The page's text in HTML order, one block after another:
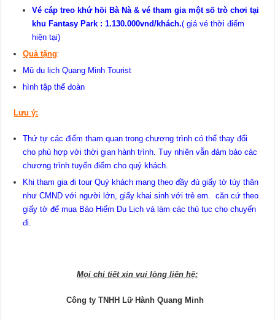
Vé cáp treo khứ hồi Bà Nà & vé tham gia một số trò chơi tại
khu Fantasy Park :1.130.000vnd/khách.( giá vé thời điểm
hiện tại)
Quà tặng:
Mũ du lịch Quang Minh Tourist
hình tập thể đoàn
Lưu ý:
Thứ tự các điểm tham quan trong chương trình có thể thay đổi
cho phù hợp với thời gian hành trình. Tuy nhiên vẫn đảm bảo các
chương trình tuyến điểm cho quý khách.
Khi tham gia đi tour Quý khách mang theo đầy đủ giấy tờ tùy thân
như CMND với người lớn, giấy khai sinh với trẻ em. căn cứ theo
giấy tờ để mua Bảo Hiểm Du Lịch và làm các thủ tục cho chuyến
đi.
Mọi chi tiết xin vui lòng liên hệ:
Công ty TNHH Lữ Hành Quang Minh